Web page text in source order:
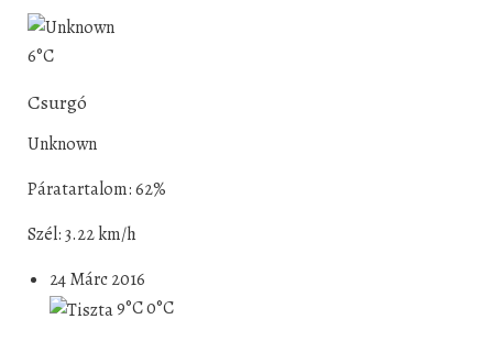
6°C
Csurgó
Unknown
Páratartalom: 62%
Szél: 3.22 km/h
24 Márc 2016
9°C0°C